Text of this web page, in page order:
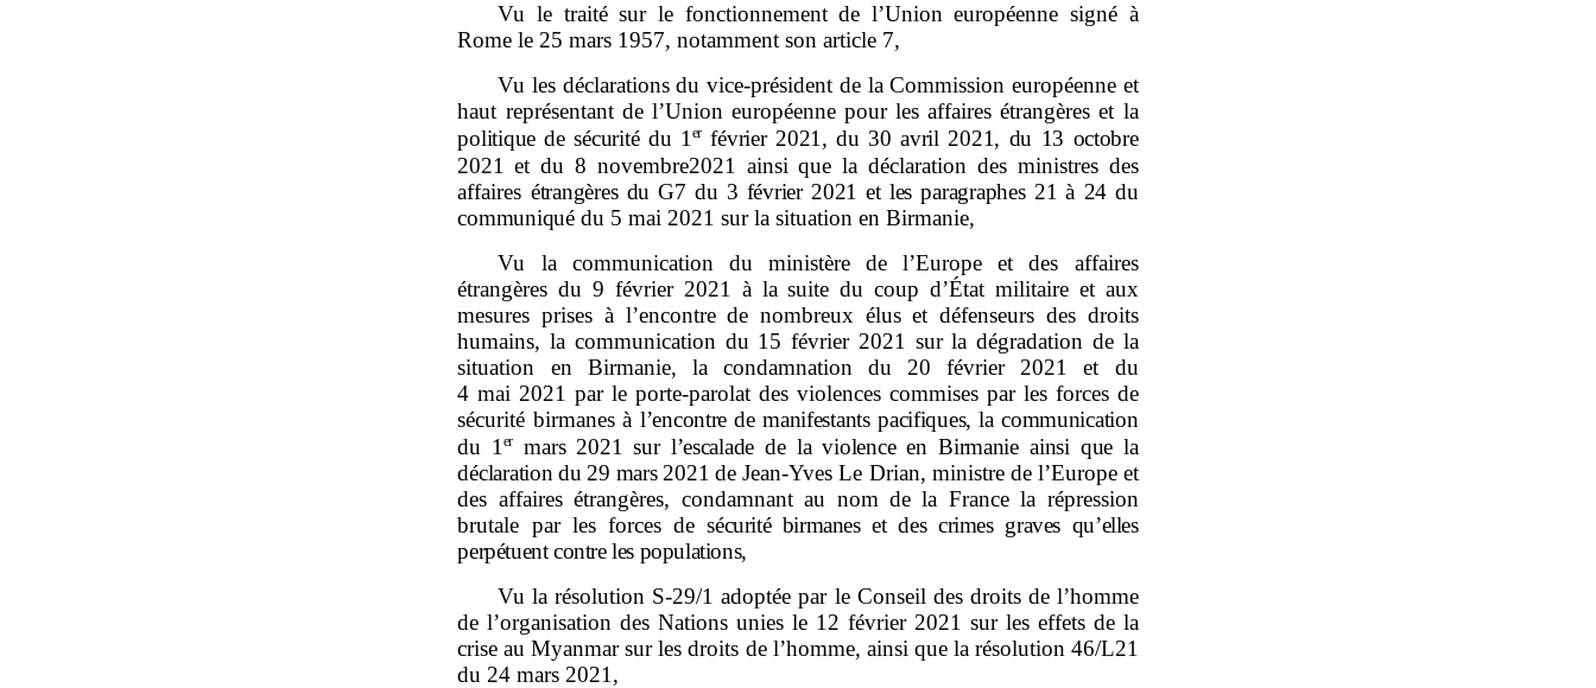
Vu le traité sur le fonctionnement de l’Union européenne signé à
Rome le 25 mars 1957, notamment son article 7,
Vu les déclarations du vice‑président de la Commission européenne et
haut représentant de l’Union européenne pour les affaires étrangères et la
politique de sécurité du 1er février 2021, du 30 avril 2021, du 13 octobre
2021 et du 8 novembre2021 ainsi que la déclaration des ministres des
affaires étrangères du G7 du 3 février 2021 et les paragraphes 21 à 24 du
communiquédu 5 mai 2021 sur la situation en Birmanie,
Vu la communication du ministère de l’Europe et des affaires
étrangères du 9 février 2021 à la suite du coup d’État militaire et aux
mesures prises à l’encontre de nombreux élus et défenseurs des droits
humains, la communication du 15 février 2021 sur la dégradation de la
situation en Birmanie, la condamnation du 20 février 2021 et du
4 mai 2021 par le porte‑parolat des violences commises par les forces de
sécurité birmanes à l’encontre de manifestants pacifiques, la communication
du 1 er mars 2021 sur l’escalade de la violence en Birmanie ainsi que la
déclaration du 29 mars 2021 de Jean‑Yves Le Drian, ministre de l’Europe et
des affaires étrangères, condamnant au nom de la France la répression
brutale par les forces desécurité birmanes et des crimes graves qu’elles
perpétuent contre les populations,
Vu la résolution S‑29/1 adoptée par le Conseil des droits de l’homme
de l’organisation des Nations unies le 12 février 2021 sur les effets de la
crise au Myanmar sur les droits de l’homme, ainsi que la résolution 46/L21
du 24 mars 2021,